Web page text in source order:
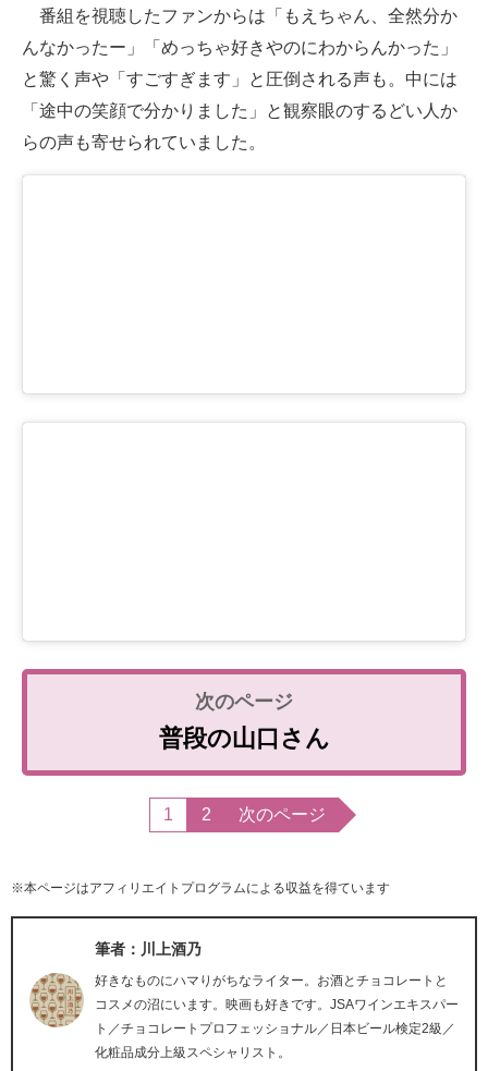
番組を視聴したファンからは「もえちゃん、全然分か
んなかったー」「めっちゃ好きやのにわからんかった」
と驚く声や「すごすぎます」と圧倒される声も。中には
「途中の笑顔で分かりました」と観察眼のするどい人か
らの声も寄せられていました。
普段の山口さん
1 2 次のページ
※本ページはアフィリエイトプログラムによる収益を得ています
筆者：川上酒乃
好きなものにハマりがちなライター。お酒とチョコレートと
コスメの沼にいます。映画も好きです。JSAワインエキスパー
ト／チョコレートプロフェッショナル／日本ビール検定2級／
化粧品成分上級スペシャリスト。